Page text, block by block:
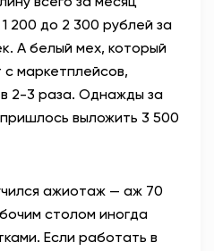
200 до 2 300 рублей за
А белый мех, который
с маркетплейсов,
2-3 раза. Однажды за
выложить 3 500
ажиотаж — аж 70
столом иногда
Если работать в